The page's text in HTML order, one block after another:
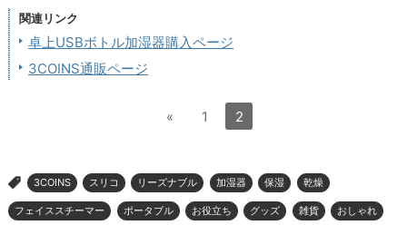
関連リンク
卓上USBボトル加湿器購入ページ
3COINS通販ページ
« 1 2
> 3COINS スリコ リーズナブル 加湿器 保湿 乾燥
フェイススチーマー ポータブル お役立ち グッズ 雑貨 おしゃれ